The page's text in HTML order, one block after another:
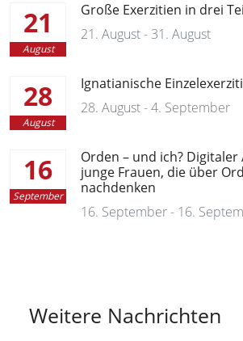
21
August
Große Exerzitien in drei
21. August - 31. August
28
August
Ignatianische
28. August - 4. September
16
September
Orden – und ich?
junge Frauen, die über
nachdenken
16. September - 16.
Weitere Nachrichten